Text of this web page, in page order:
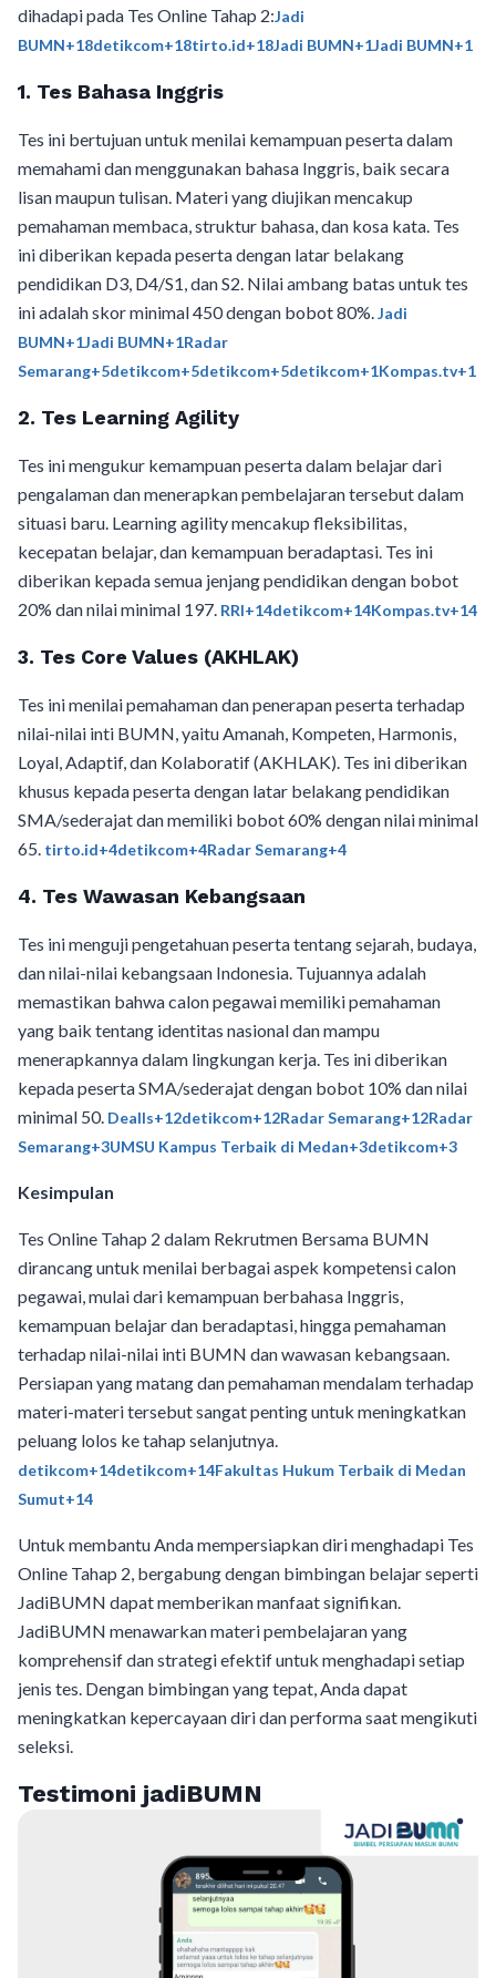
dihadapi pada Tes Online Tahap 2:​Jadi
BUMN+18detikcom+18tirto.id+18Jadi BUMN+1Jadi BUMN+1
1. Tes Bahasa Inggris
Tes ini bertujuan untuk menilai kemampuan peserta dalam
memahami dan menggunakan bahasa Inggris, baik secara
lisan maupun tulisan. Materi yang diujikan mencakup
pemahaman membaca, struktur bahasa, dan kosa kata. Tes
ini diberikan kepada peserta dengan latar belakang
pendidikan D3, D4/S1, dan S2. Nilai ambang batas untuk tes
ini adalah skor minimal 450 dengan bobot 80%. ​Jadi
BUMN+1Jadi BUMN+1Radar
Semarang+5detikcom+5detikcom+5detikcom+1Kompas.tv+1
2. Tes Learning Agility
Tes ini mengukur kemampuan peserta dalam belajar dari
pengalaman dan menerapkan pembelajaran tersebut dalam
situasi baru. Learning agility mencakup fleksibilitas,
kecepatan belajar, dan kemampuan beradaptasi. Tes ini
diberikan kepada semua jenjang pendidikan dengan bobot
20% dan nilai minimal 197. ​ RRI+14detikcom+14Kompas.tv+14
3. Tes Core Values (AKHLAK)
Tes ini menilai pemahaman dan penerapan peserta terhadap
nilai-nilai inti BUMN, yaitu Amanah, Kompeten, Harmonis,
Loyal, Adaptif, dan Kolaboratif (AKHLAK). Tes ini diberikan
khusus kepada peserta dengan latar belakang pendidikan
SMA/sederajat dan memiliki bobot 60% dengan nilai minimal
65. ​ tirto.id+4detikcom+4Radar Semarang+4
4. Tes Wawasan Kebangsaan
Tes ini menguji pengetahuan peserta tentang sejarah, budaya,
dan nilai-nilai kebangsaan Indonesia. Tujuannya adalah
memastikan bahwa calon pegawai memiliki pemahaman
yang baik tentang identitas nasional dan mampu
menerapkannya dalam lingkungan kerja. Tes ini diberikan
kepada peserta SMA/sederajat dengan bobot 10% dan nilai
minimal 50. ​ Dealls+12detikcom+12Radar Semarang+12Radar
Semarang+3UMSU Kampus Terbaik di Medan+3detikcom+3
Kesimpulan
Tes Online Tahap 2 dalam Rekrutmen Bersama BUMN
dirancang untuk menilai berbagai aspek kompetensi calon
pegawai, mulai dari kemampuan berbahasa Inggris,
kemampuan belajar dan beradaptasi, hingga pemahaman
terhadap nilai-nilai inti BUMN dan wawasan kebangsaan.
Persiapan yang matang dan pemahaman mendalam terhadap
materi-materi tersebut sangat penting untuk meningkatkan
peluang lolos ke tahap selanjutnya.​
detikcom+14detikcom+14Fakultas Hukum Terbaik di Medan
Sumut+14
Untuk membantu Anda mempersiapkan diri menghadapi Tes
Online Tahap 2, bergabung dengan bimbingan belajar seperti
JadiBUMN dapat memberikan manfaat signifikan.
JadiBUMN menawarkan materi pembelajaran yang
komprehensif dan strategi efektif untuk menghadapi setiap
jenis tes. Dengan bimbingan yang tepat, Anda dapat
meningkatkan kepercayaan diri dan performa saat mengikuti
seleksi.
Testimoni jadiBUMN